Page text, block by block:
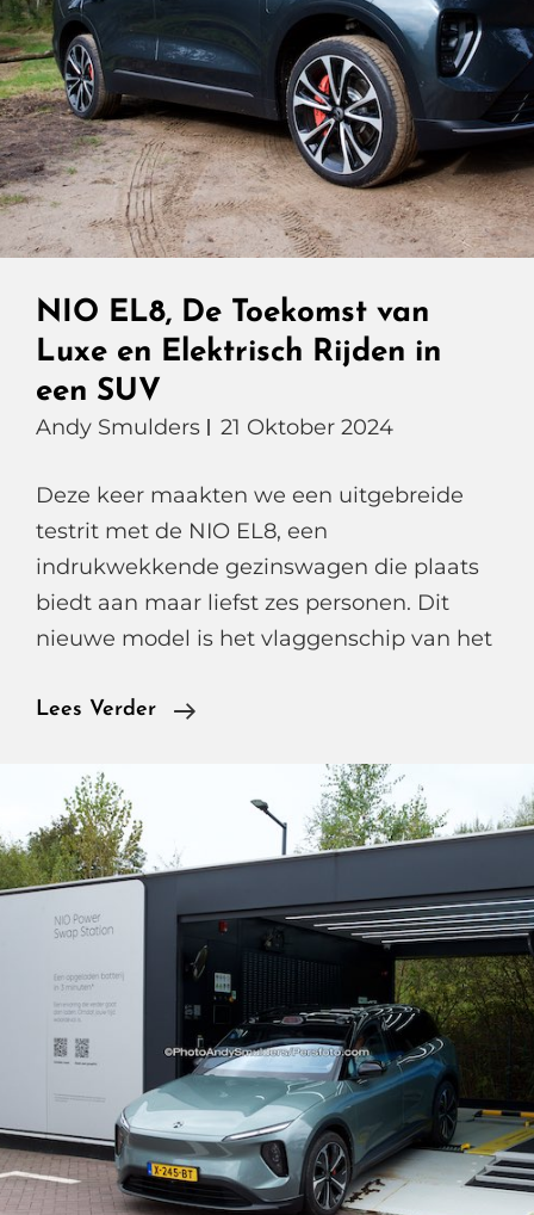
NIO EL8, De Toekomst van
Luxe en Elektrisch Rijden in
een SUV
Andy Smulders 21 Oktober 2024
Deze keer maakten we een uitgebreide
testrit met de NIO EL8, een
indrukwekkende gezinswagen die plaats
biedt aan maar liefst zes personen. Dit
nieuwe model is het vlaggenschip van het
Lees Verder
NIO
Toekomst
En
Elektrisch
Rijden
In
Een
SUV